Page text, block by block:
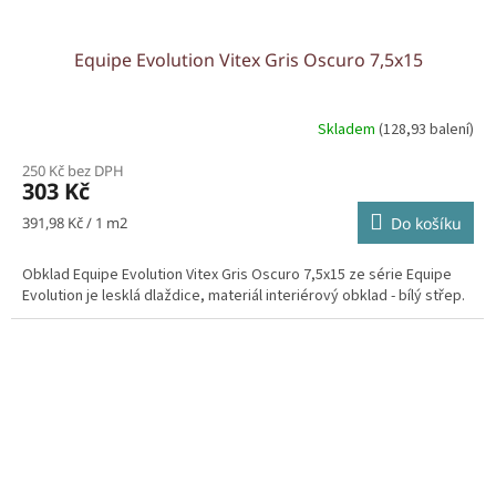
Equipe Evolution Vitex Gris Oscuro 7,5x15
Skladem (128,93 balení)
250 Kč bez DPH
303 Kč
Měrná
391,98 Kč / 1 m2 Do košíku
Obklad Equipe Evolution Vitex Gris Oscuro 7,5x15 ze série Equipe
Evolution je lesklá dlaždice, materiál interiérový obklad - bílý střep.